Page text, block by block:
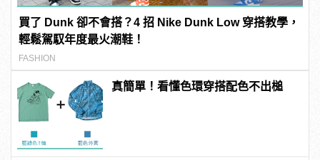
買了 Dunk 卻不會搭？4 招 Nike Dunk Low 穿搭教學，
輕鬆駕馭年度最火潮鞋！
FASHION
真簡單！看懂色環穿搭配色不出槌